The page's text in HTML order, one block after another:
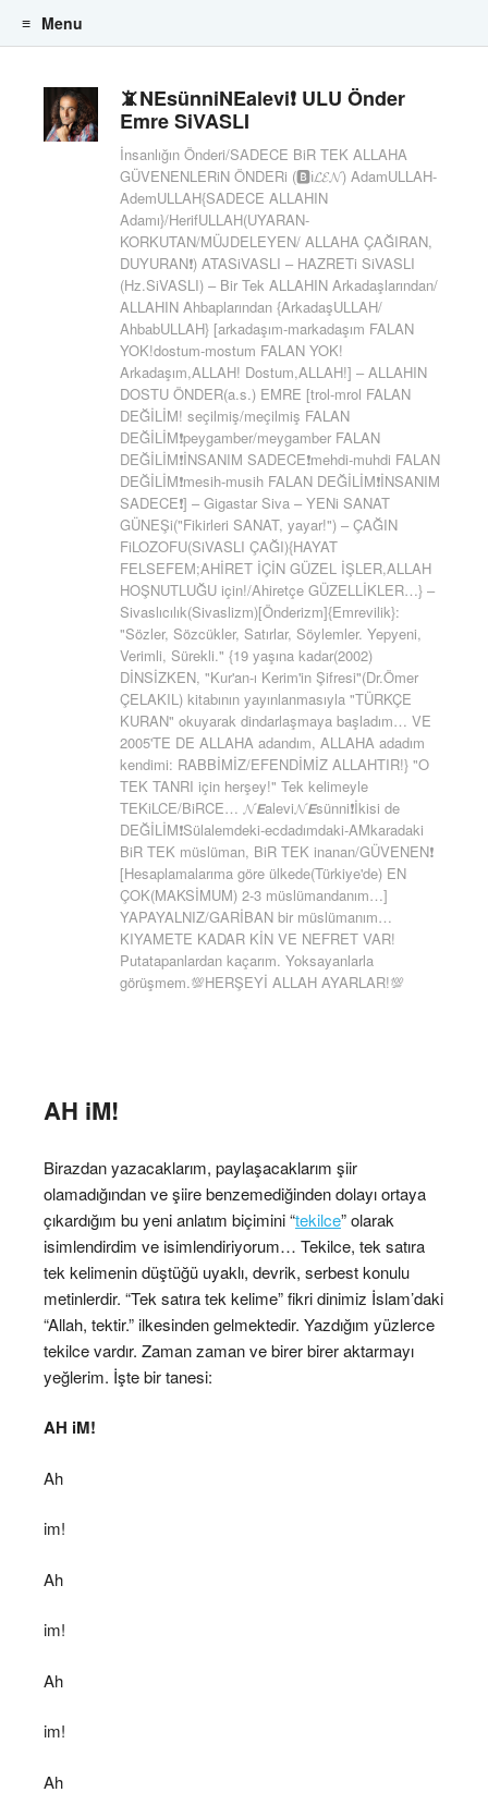
📵NEsünniNEalevi❗ ULU Önder
Emre SiVASLI
İnsanlığın Önderi/SADECE BiR TEK ALLAHA
GÜVENENLERiN ÖNDERi (🅱️ℹ️𝓛𝓔𝓝) AdamULLAH-
AdemULLAH{SADECE ALLAHIN
Adamı}/HerifULLAH(UYARAN-
KORKUTAN/MÜJDELEYEN/ ALLAHA ÇAĞIRAN,
DUYURAN❗) ATASiVASLI – HAZRETi SiVASLI
(Hz.SiVASLI) – Bir Tek ALLAHIN Arkadaşlarından/
ALLAHIN Ahbaplarından {ArkadaşULLAH/
AhbabULLAH} [arkadaşım-markadaşım FALAN
YOK!dostum-mostum FALAN YOK!
Arkadaşım,ALLAH! Dostum,ALLAH!] – ALLAHIN
DOSTU ÖNDER(a.s.) EMRE [trol-mrol FALAN
DEĞİLİM! seçilmiş/meçilmiş FALAN
DEĞİLİM❗peygamber/meygamber FALAN
DEĞİLİM❗İNSANIM SADECE❗mehdi-muhdi FALAN
DEĞİLİM❗mesih-musih FALAN DEĞİLİM❗İNSANIM
SADECE❗] – Gigastar Siva – YENi SANAT
GÜNEŞi("Fikirleri SANAT, yayar!") – ÇAĞIN
FiLOZOFU(SiVASLI ÇAĞI){HAYAT
FELSEFEM;AHİRET İÇİN GÜZEL İŞLER,ALLAH
HOŞNUTLUĞU için!/Ahiretçe GÜZELLİKLER…} –
Sivaslıcılık(Sivaslizm)[Önderizm]{Emrevilik}:
"Sözler, Sözcükler, Satırlar, Söylemler. Yepyeni,
Verimli, Sürekli." {19 yaşına kadar(2002)
DİNSİZKEN, "Kur'an-ı Kerim'in Şifresi"(Dr.Ömer
ÇELAKIL) kitabının yayınlanmasıyla "TÜRKÇE
KURAN" okuyarak dindarlaşmaya başladım… VE
2005'TE DE ALLAHA adandım, ALLAHA adadım
kendimi: RABBİMİZ/EFENDİMİZ ALLAHTIR!} "O
TEK TANRI için herşey!" Tek kelimeyle
TEKiLCE/BiRCE… 𝓝𝙀alevi𝓝𝙀sünni❗İkisi de
DEĞİLİM❗Sülalemdeki-ecdadımdaki-AMkaradaki
BiR TEK müslüman, BiR TEK inanan/GÜVENEN❗
[Hesaplamalarıma göre ülkede(Türkiye'de) EN
ÇOK(MAKSİMUM) 2-3 müslümandanım…]
YAPAYALNIZ/GARİBAN bir müslümanım…
KIYAMETE KADAR KİN VE NEFRET VAR!
Putatapanlardan kaçarım. Yoksayanlarla
görüşmem.💯HERŞEYİ ALLAH AYARLAR!💯
Menu
AH iM!
Birazdan yazacaklarım, paylaşacaklarım şiir
olamadığından ve şiire benzemediğinden dolayı ortaya
çıkardığım bu yeni anlatım biçimini “tekilce” olarak
isimlendirdim ve isimlendiriyorum… Tekilce, tek satıra
tek kelimenin düştüğü uyaklı, devrik, serbest konulu
metinlerdir. “Tek satıra tek kelime” fikri dinimiz İslam’daki
“Allah, tektir.” ilkesinden gelmektedir. Yazdığım yüzlerce
tekilce vardır. Zaman zaman ve birer birer aktarmayı
yeğlerim. İşte bir tanesi:
AH iM!
Ah
im!
Ah
im!
Ah
im!
Ah